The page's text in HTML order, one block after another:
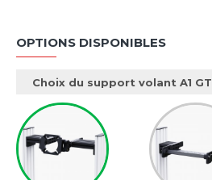
OPTIONS DISPONIBLES
Choix du support volant A1 GT